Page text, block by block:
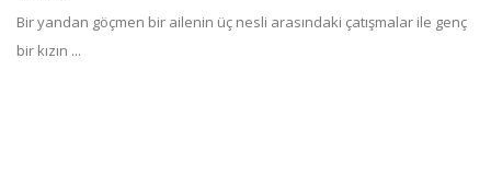
Bir yandan göçmen bir ailenin üç nesli arasındaki çatışmalar ile genç
bir kızın ...